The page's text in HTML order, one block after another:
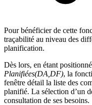
Pour bénéficier de cette
traçabilité au niveau des
planification.
Dès lors, en étant
Planifiées(DA,DF), la
fenêtre détail la liste des
planifié. La sélection d’un
consultation de ses besoins.